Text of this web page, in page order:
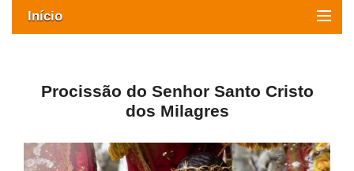
Início
Oferta formativa
ESAQ sem Bullying
Procissão do Senhor Santo Cristo
dos Milagres